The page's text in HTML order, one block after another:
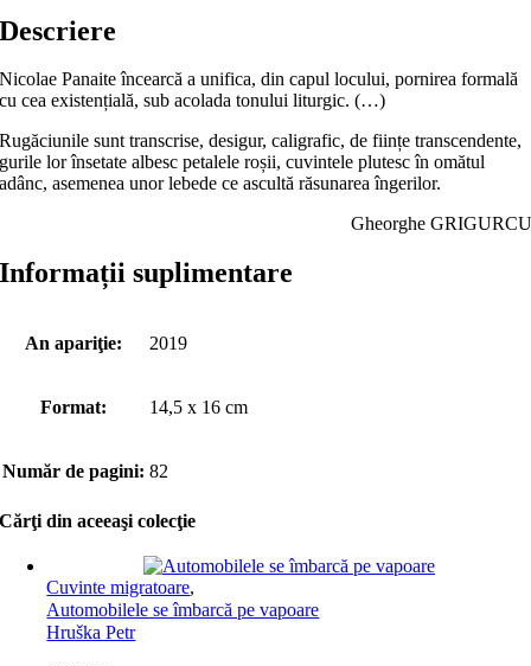
Descriere
Nicolae Panaite încearcă a unifica, din capul locului, pornirea formală
cu cea existențială, sub acolada tonului liturgic. (…)
Rugăciunile sunt transcrise, desigur, caligrafic, de ființe transcendente,
gurile lor însetate albesc petalele roșii, cuvintele plutesc în omătul
adânc, asemenea unor lebede ce ascultă răsunarea îngerilor.
Gheorghe GRIGURCU
Informații suplimentare
An apariţie: 2019
Format: 14,5 x 16 cm
Număr de pagini: 82
Cărţi din aceeaşi colecţie
Cuvinte migratoare,
Automobilele se îmbarcă pe vapoare
Hruška Petr